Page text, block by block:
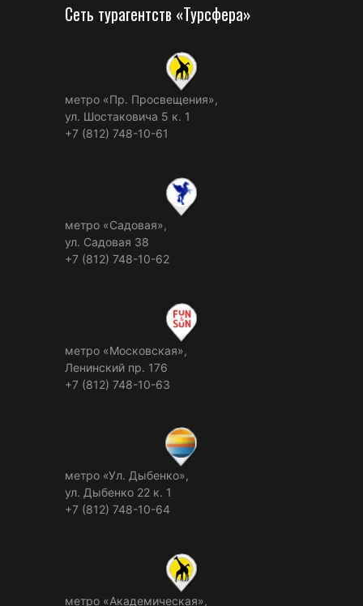
Сеть турагентств «Турсфера»
метро «Пр. Просвещения»,
ул. Шостаковича 5 к. 1
+7 (812) 748-10-61
метро «Садовая»,
ул. Садовая 38
+7 (812) 748-10-62
метро «Московская»,
Ленинский пр. 176
+7 (812) 748-10-63
метро «Ул. Дыбенко»,
ул. Дыбенко 22 к. 1
+7 (812) 748-10-64
метро «Академическая»,